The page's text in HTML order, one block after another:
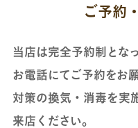
ご予約
当店は完全予約制とな
お電話にてご予約をお
対策の換気・消毒を実
来店ください。